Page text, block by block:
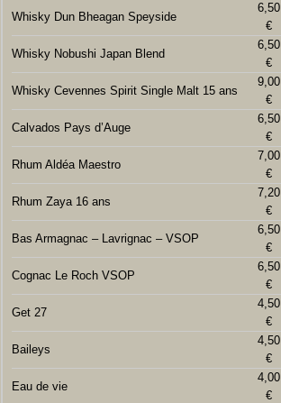
Whisky Dun Bheagan Speyside
6,50
€
Whisky Nobushi Japan Blend
6,50
€
Whisky Cevennes Spirit Single Malt 15 ans
9,00
€
Calvados Pays d’Auge
6,50
€
Rhum Aldéa Maestro
7,00
€
Rhum Zaya 16 ans
7,20
€
Bas Armagnac – Lavrignac – VSOP
6,50
€
Cognac Le Roch VSOP
6,50
€
Get 27
4,50
€
Baileys
4,50
€
Eau de vie
4,00
€